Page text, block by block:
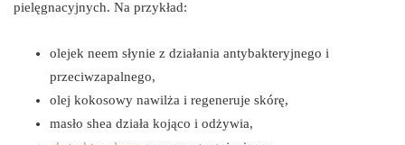
pielęgnacyjnych. Na przykład:
olejek neem słynie z działania antybakteryjnego i
przeciwzapalnego,
olej kokosowy nawilża i regeneruje skórę,
masło shea działa kojąco i odżywia,